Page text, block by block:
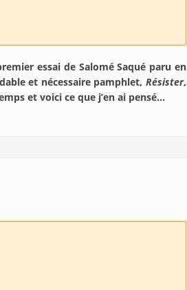
essai de Salomé Saqué paru en
et nécessaire pamphlet,Résister,
et voici ce que j’en ai pensé…